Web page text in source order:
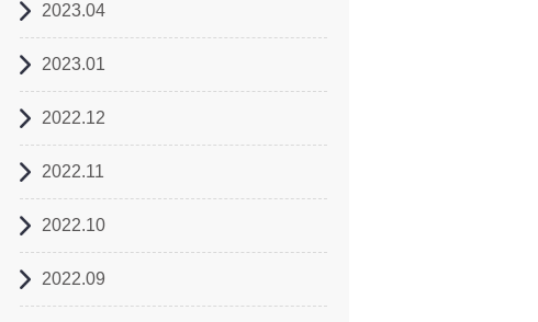
2023.04
2023.01
2022.12
2022.11
2022.10
2022.09